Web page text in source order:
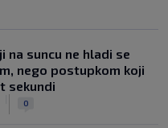
na suncu ne hladi se
nego postupkom koji
sekundi
0